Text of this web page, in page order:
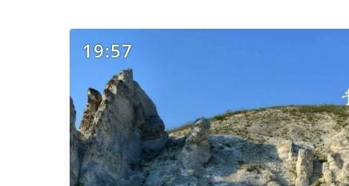
19:57